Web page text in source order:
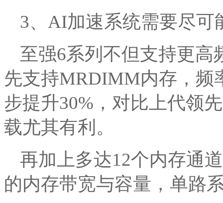
3、AI加速系统需要尽可
至强6系列不但支持更高
先支持MRDIMM内存，频
步提升30%，对比上代领
载尤其有利。
再加上多达12个内存通
的内存带宽与容量，单路